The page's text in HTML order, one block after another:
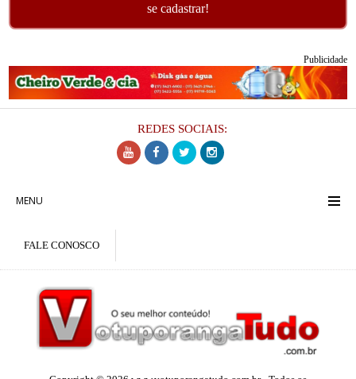
se cadastrar!
Publicidade
REDES SOCIAIS:
MENU
FALE CONOSCO